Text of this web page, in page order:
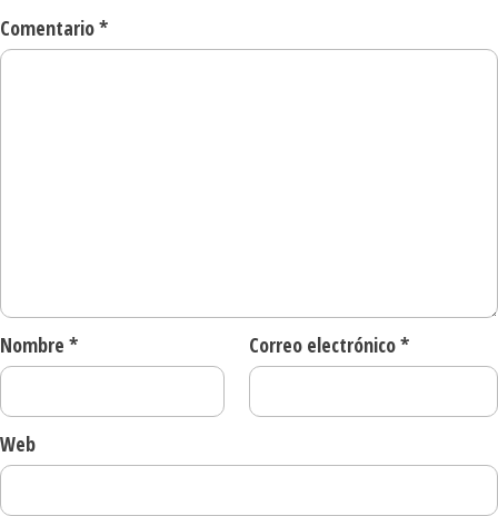
Comentario*
Nombre * Correo electrónico*
Web